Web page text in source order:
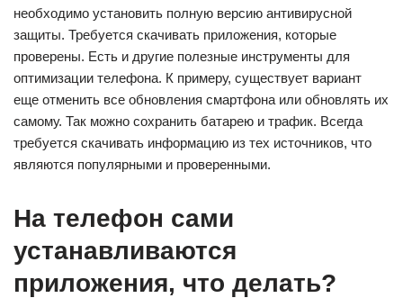
необходимо установить полную версию антивирусной
защиты. Требуется скачивать приложения, которые
проверены. Есть и другие полезные инструменты для
оптимизации телефона. К примеру, существует вариант
еще отменить все обновления смартфона или обновлять их
самому. Так можно сохранить батарею и трафик. Всегда
требуется скачивать информацию из тех источников, что
являются популярными и проверенными.
На телефон сами
устанавливаются
приложения, что делать?